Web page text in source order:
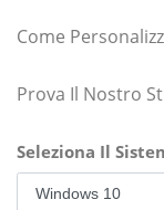
Come
Prova Il Nostro
Seleziona Il